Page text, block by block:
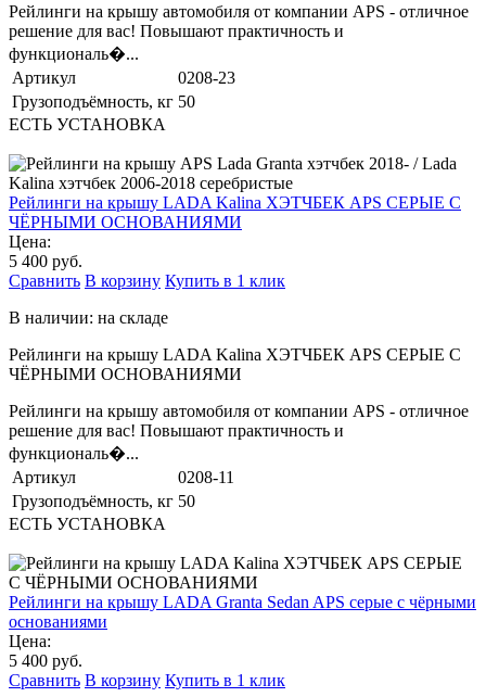
Рейлинги на крышу автомобиля от компании APS - отличное
решение для вас! Повышают практичность и
функциональ�...
Артикул
0208-23
Грузоподъёмность, кг 50
ЕСТЬ УСТАНОВКА
Рейлинги на крышу LADA Kalina ХЭТЧБЕК APS СЕРЫЕ С
ЧЁРНЫМИ ОСНОВАНИЯМИ
Цена:
5 400 руб.
Сравнить В корзину Купить в 1 клик
В наличии: на складе
Рейлинги на крышу LADA Kalina ХЭТЧБЕК APS СЕРЫЕ С
ЧЁРНЫМИ ОСНОВАНИЯМИ
Рейлинги на крышу автомобиля от компании APS - отличное
решение для вас! Повышают практичность и
функциональ�...
Артикул
0208-11
Грузоподъёмность, кг 50
ЕСТЬ УСТАНОВКА
Рейлинги на крышу LADA Granta Sedan APS серые с чёрными
основаниями
Цена:
5 400 руб.
Сравнить В корзину Купить в 1 клик